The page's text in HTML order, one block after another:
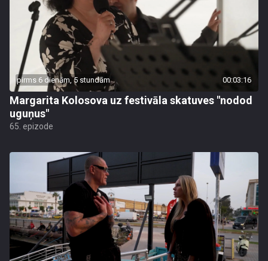
pirms 6 dienām, 5 stundām 00:03:16
Margarita Kolosova uz festivāla skatuves "nodod
uguņus"
65. epizode